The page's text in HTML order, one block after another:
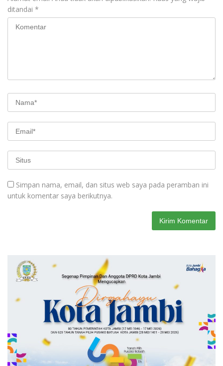
ditandai *
Simpan nama, email, dan situs web saya pada peramban ini
untuk komentar saya berikutnya.